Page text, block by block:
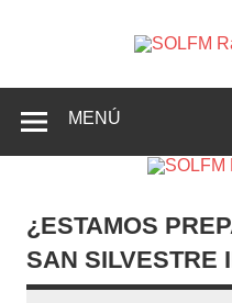
Crevillente, Radio en
MENÚ
¿ESTAMOS
SAN SILVESTRE